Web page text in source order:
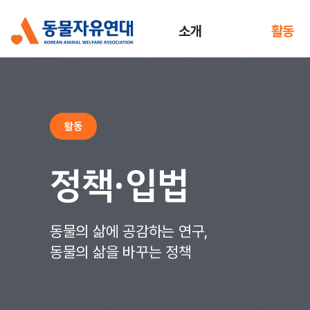
소개 활동
활동
정책·입법
동물의 삶에 공감하는 연구,
동물의 삶을 바꾸는 정책